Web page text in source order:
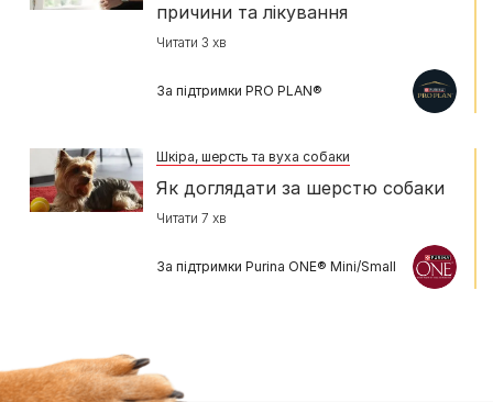
причини та лікування
Читати 3 хв
За підтримки PRO PLAN®
Шкіра, шерсть та вуха собаки
Як доглядати за шерстю собаки
Читати 7 хв
За підтримки Purina ONE® Mini/Small